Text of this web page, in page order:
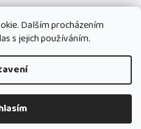
Dalším procházením
s jejich používáním.
s.r.o.. Všechna práva vyhrazena.